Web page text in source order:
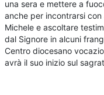
una sera e mettere a
anche per incontrarsi
Michele e ascoltare
dal Signore in alcuni
Centro diocesano
avrà il suo inizio sul